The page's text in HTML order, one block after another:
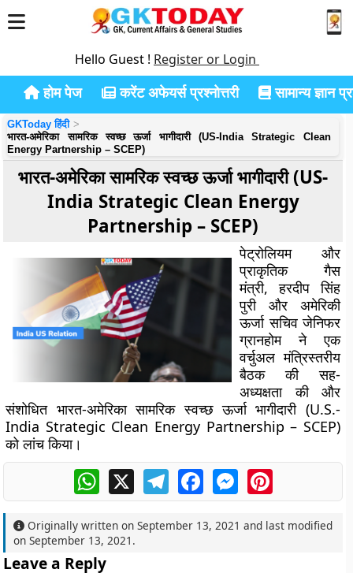
Hello Guest ! Register or Login
होम पेज करेंट अफेयर्स प्रश्नोत्तरी सामान्य ज्ञान
GKToday हिंदी
भारत-अमेरिका सामरिक स्वच्छ ऊर्जा भागीदारी (US-India Strategic Clean
Energy Partnership – SCEP)
भारत-अमेरिका सामरिक स्वच्छ ऊर्जा भागीदारी (US-
India Strategic Clean Energy
Partnership – SCEP)
पेट्रोलियम और
प्राकृतिक गैस
मंत्री, हरदीप सिंह
पुरी और अमेरिकी
ऊर्जा सचिव जेनिफर
ग्रानहोम ने एक
वर्चुअल मंत्रिस्तरीय
बैठक की सह-
अध्यक्षता की और
संशोधित भारत-अमेरिका सामरिक स्वच्छ ऊर्जा भागीदारी (U.S.-
India Strategic Clean Energy Partnership – SCEP)
को लांच किया।
WhatsApp
X TelegramFacebookMessengerPinterest
Originally written onSeptember 13, 2021 and last modified
onSeptember 13, 2021 .
Leave a Reply